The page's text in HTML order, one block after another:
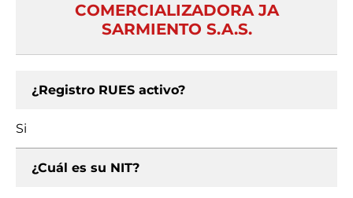
COMERCIALIZADORA JA
SARMIENTO S.A.S.
¿Registro RUES activo?
Si
¿Cuál es su NIT?